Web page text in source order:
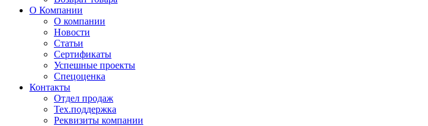
О Компании
О компании
Новости
Статьи
Сертификаты
Успешные проекты
Спецоценка
Контакты
Отдел продаж
Тех.поддержка
Реквизиты компании